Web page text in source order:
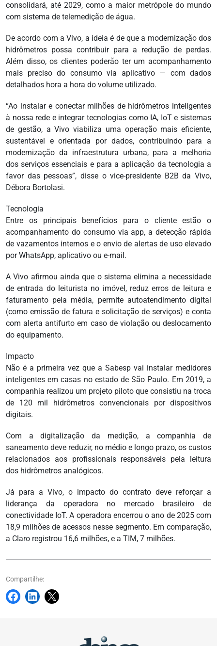
consolidará, até 2029, como a maior metrópole do mundo
com sistema de telemedição de água.
De acordo com a Vivo, a ideia é de que a modernização dos
hidrômetros possa contribuir para a redução de perdas.
Além disso, os clientes poderão ter um acompanhamento
mais preciso do consumo via aplicativo — com dados
detalhados hora a hora do volume utilizado.
“Ao instalar e conectar milhões de hidrômetros inteligentes
à nossa rede e integrar tecnologias como IA, IoT e sistemas
de gestão, a Vivo viabiliza uma operação mais eficiente,
sustentável e orientada por dados, contribuindo para a
modernização da infraestrutura urbana, para a melhoria
dos serviços essenciais e para a aplicação da tecnologia a
favor das pessoas”, disse o vice-presidente B2B da Vivo,
Débora Bortolasi.
Tecnologia
Entre os principais benefícios para o cliente estão o
acompanhamento do consumo via app, a detecção rápida
de vazamentos internos e o envio de alertas de uso elevado
por WhatsApp, aplicativo ou e-mail.
A Vivo afirmou ainda que o sistema elimina a necessidade
de entrada do leiturista no imóvel, reduz erros de leitura e
faturamento pela média, permite autoatendimento digital
(como emissão de fatura e solicitação de serviços) e conta
com alerta antifurto em caso de violação ou deslocamento
do equipamento.
Impacto
Não é a primeira vez que a Sabesp vai instalar medidores
inteligentes em casas no estado de São Paulo. Em 2019, a
companhia realizou um projeto piloto que consistiu na troca
de 120 mil hidrômetros convencionais por dispositivos
digitais.
Com a digitalização da medição, a companhia de
saneamento deve reduzir, no médio e longo prazo, os custos
relacionados aos profissionais responsáveis pela leitura
dos hidrômetros analógicos.
Já para a Vivo, o impacto do contrato deve reforçar a
liderança da operadora no mercado brasileiro de
conectividade IoT. A operadora encerrou o ano de 2025 com
18,9 milhões de acessos nesse segmento. Em comparação,
a Claro registrou 16,6 milhões, e a TIM, 7 milhões.
Compartilhe: